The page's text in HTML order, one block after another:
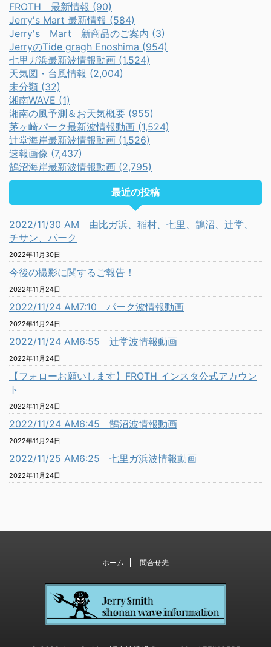
FROTH 最新情報 (90)
Jerry's Mart 最新情報 (584)
Jerry's Mart 新商品のご案内 (3)
JerryのTide gragh Enoshima (954)
七里ガ浜最新波情報動画 (1,524)
天気図・台風情報 (2,004)
未分類 (32)
湘南WAVE (1)
湘南の風予測＆お天気概要 (955)
茅ヶ崎パーク最新波情報動画 (1,524)
辻堂海岸最新波情報動画 (1,526)
速報画像 (7,437)
鵠沼海岸最新波情報動画 (2,795)
最近の投稿
2022/11/30 AM 由比ガ浜、稲村、七里、鵠沼、辻堂、
チサン、パーク
2022年11月30日
今後の撮影に関するご報告！
2022年11月24日
2022/11/24 AM7:10 パーク波情報動画
2022年11月24日
2022/11/24 AM6:55 辻堂波情報動画
2022年11月24日
【フォローお願いします】FROTH インスタ公式アカウン
ト
2022年11月24日
2022/11/24 AM6:45 鵠沼波情報動画
2022年11月24日
2022/11/25 AM6:25 七里ガ浜波情報動画
2022年11月24日
ホーム 問合せ先